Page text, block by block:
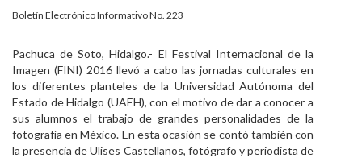
Acreditación Internacional
Alumnado
Aspirantes
Personal
Alumni
Boletín Electrónico Informativo No. 223
Pachuca de Soto, Hidalgo.- El Festival Internacional de la
Imagen (FINI) 2016 llevó a cabo las jornadas culturales en
los diferentes planteles de la Universidad Autónoma del
Estado de Hidalgo (UAEH), con el motivo de dar a conocer a
sus alumnos el trabajo de grandes personalidades de la
fotografía en México. En esta ocasión se contó también con
la presencia de Ulises Castellanos, fotógrafo y periodista de